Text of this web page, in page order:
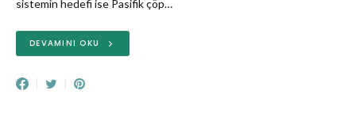
sistemin hedefi ise Pasifik çöp…
DEVAMINI OKU